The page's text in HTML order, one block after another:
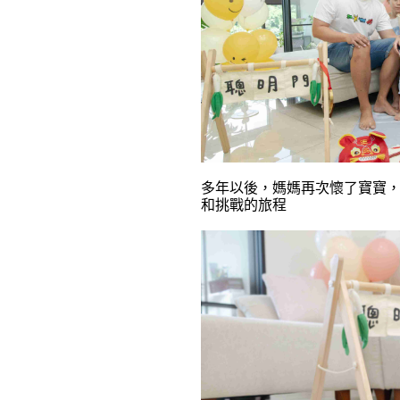
多年以後，媽媽再次懷了寶寶
和挑戰的旅程